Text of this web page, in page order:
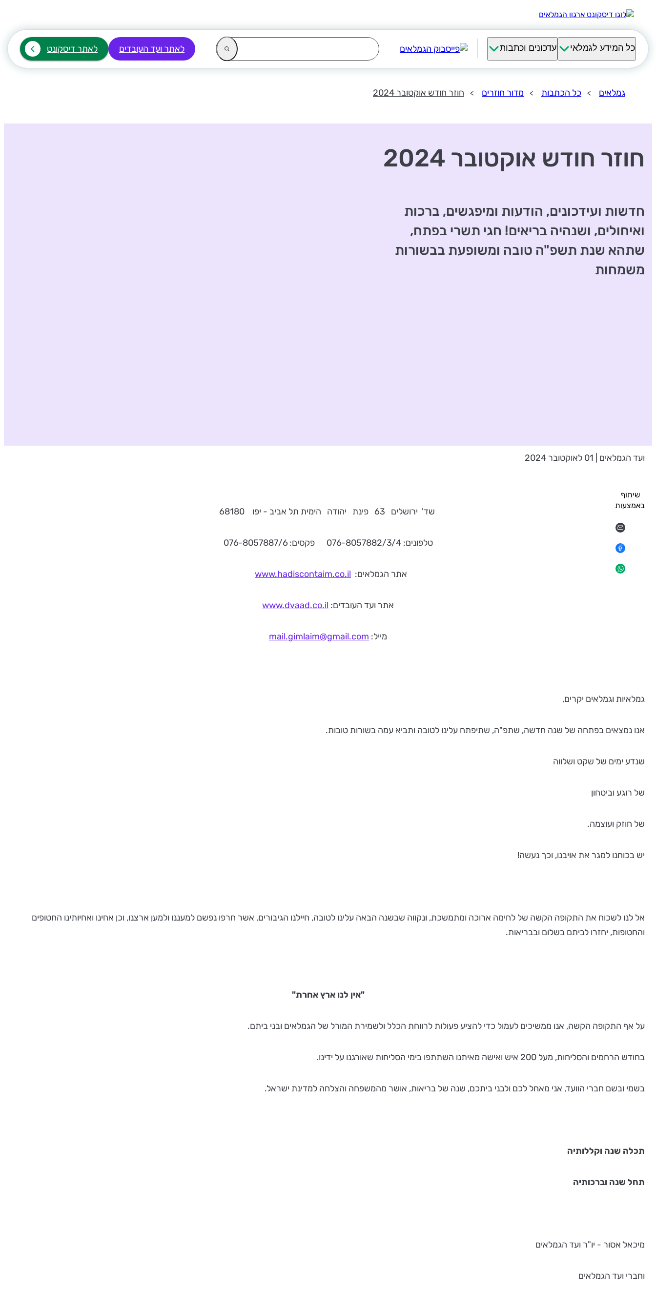
כל המידע לגמלאי עדכונים וכתבות לאתר ועד העובדים לאתר דיסקונט
גמלאים כל הכתבות מדור חוזרים חוזר חודש אוקטובר 2024
חוזר חודש אוקטובר 2024
חדשות ועידכונים, הודעות ומיפגשים, ברכות
ואיחולים, ושנהיה בריאים! חגי תשרי בפתח,
שתהא שנת תשפ"ה טובה ומשופעת בבשורות
משמחות
ועד הגמלאים | 01 לאוקטובר 2024
שד' ירושלים 63 פינת יהודה הימית תל אביב - יפו 68180
טלפונים: 076-8057882/3/4 פקסים: 076-8057887/6
אתר הגמלאים: www.hadiscontaim.co.il
אתר ועד העובדים: www.dvaad.co.il
מייל: mail.gimlaim@gmail.com
גמלאיות וגמלאים יקרים,
אנו נמצאים בפתחה של שנה חדשה, שתפ"ה, שתיפתח עלינו לטובה ותביא עמה בשורות טובות.
שנדע ימים של שקט ושלווה
של רוגע וביטחון
של חוזק ועוצמה.
יש בכוחנו למגר את אויבנו, וכך נעשה!
אל לנו לשכוח את התקופה הקשה של לחימה ארוכה ומתמשכת, ונקווה שבשנה הבאה עלינו לטובה, חיילנו הגיבורים, אשר חרפו נפשם למעננו ולמען ארצנו, וכן אחינו ואחיותינו החטופים
והחטופות, יחזרו לביתם בשלום ובבריאות.
"אין לנו ארץ אחרת"
על אף התקופה הקשה, אנו ממשיכים לעמול כדי להציע פעולות לרווחת הכלל ולשמירת המורל של הגמלאים ובני ביתם.
בחודש הרחמים והסליחות, מעל 200 איש ואישה מאיתנו השתתפו בימי הסליחות שאורגנו על ידינו.
בשמי ובשם חברי הוועד, אני מאחל לכם ולבני ביתכם, שנה של בריאות, אושר מהמשפחה והצלחה למדינת ישראל.
תכלה שנה וקללותיה
תחל שנה וברכותיה
מיכאל אסור - יו"ר ועד הגמלאים
וחברי ועד הגמלאים
שיתוף
באמצעות